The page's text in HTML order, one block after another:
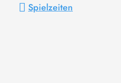
Spielzeiten